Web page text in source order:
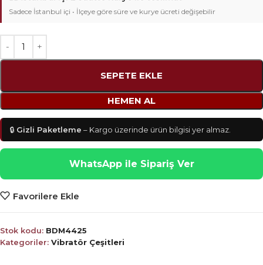
Sadece İstanbul içi • İlçeye göre süre ve kurye ücreti değişebilir
SEPETE EKLE
HEMEN AL
🔒 Gizli Paketleme – Kargo üzerinde ürün bilgisi yer almaz.
WhatsApp ile Sipariş Ver
Favorilere Ekle
Stok kodu: BDM4425
Kategoriler: Vibratör Çeşitleri